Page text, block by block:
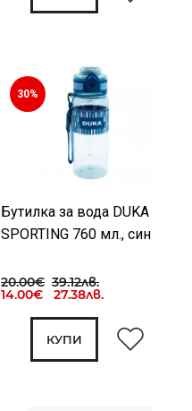
30%
Бутилка за вода DUKA
SPORTING 760 мл., син
20.00€ 39.12лв.
14.00€ 27.38лв.
КУПИ